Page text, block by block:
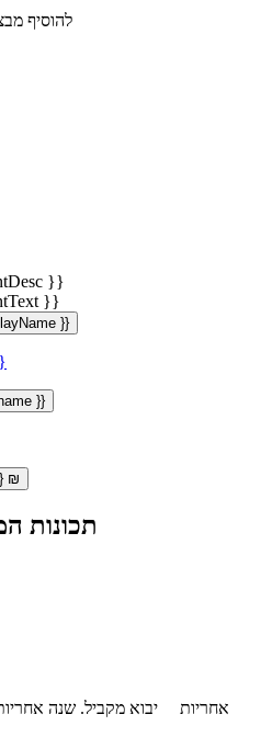
להוסיף
}}
}}
}}
}}
₪
תכונות
אחריות יבוא מקביל. ​שנה אחריות